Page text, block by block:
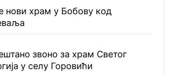
нови храм у Бобову код
звоно за храм Светог
у селу Горовићи